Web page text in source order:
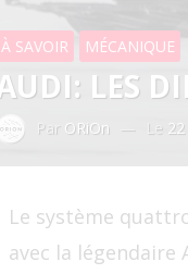
À SAVOIR MÉCANIQUE
AUDI: LES
Par ORiOn — Le
Le système
avec la